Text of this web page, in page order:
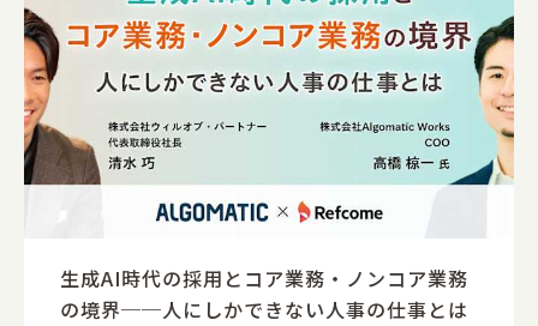
生成AI時代の採用とコア業務・ノンコア業務
の境界──人にしかできない人事の仕事とは